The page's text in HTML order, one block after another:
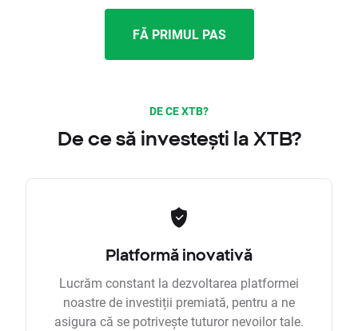
FĂ PRIMUL PAS
DE CE XTB?
De ce să investești la XTB?
Platformă inovativă
Lucrăm constant la dezvoltarea platformei
noastre de investiții premiată, pentru a ne
asigura că se potrivește tuturor nevoilor tale.